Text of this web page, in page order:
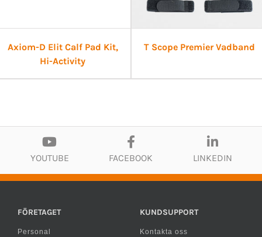
Axiom-D Elit Calf Pad Kit,
Hi-Activity
T Scope Premier Vadband
YOUTUBE FACEBOOK LINKEDIN
FÖRETAGET
Personal
KUNDSUPPORT
Kontakta oss